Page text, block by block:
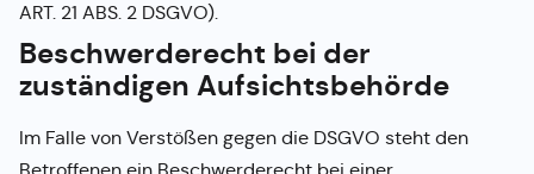
ART. 21 ABS. 2 DSGVO).
Beschwerde­recht bei der
zuständigen Aufsichts­behörde
Im Falle von Verstößen gegen die DSGVO steht den